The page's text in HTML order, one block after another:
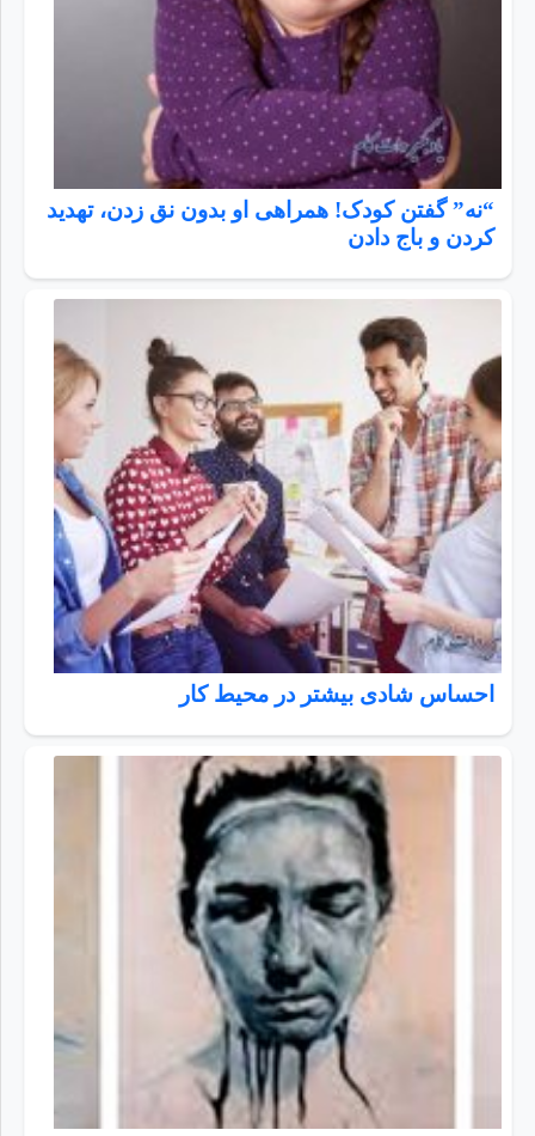
“نه” گفتن کودک! همراهی او بدون نق زدن، تهدید
کردن و باج دادن
احساس شادی بیشتر در محیط کار